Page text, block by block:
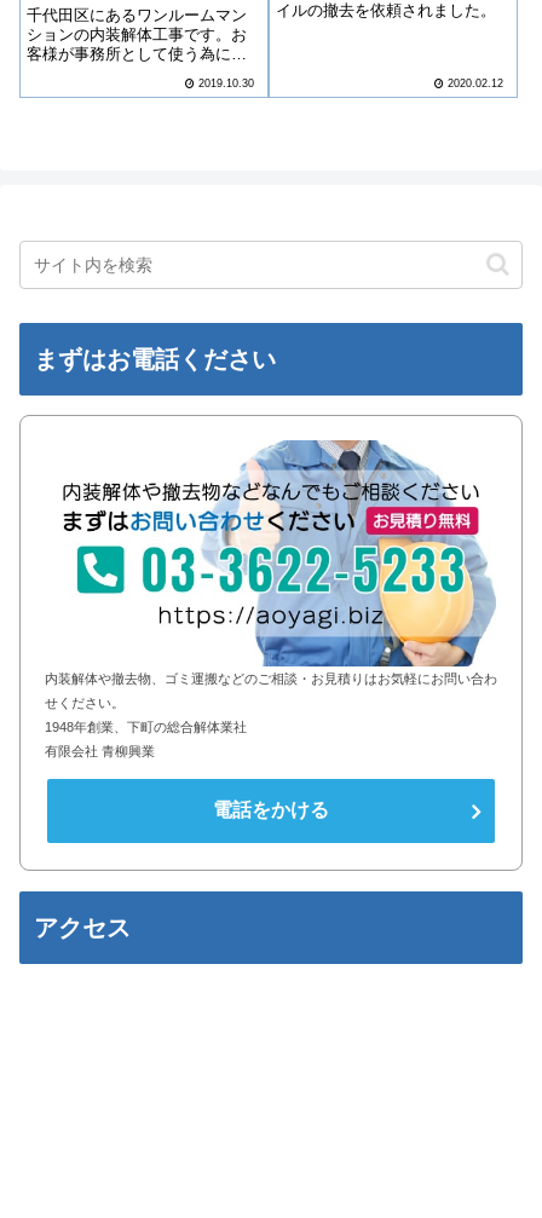
千代田区にあるワンルームマン
ションの内装解体工事です。お
客様が事務所として使う為にリ
2019.10.30
イルの撤去を依頼されました。
2020.02.12
まずはお電話ください
内装解体や撤去物、ゴミ運搬などのご相談・お見積りはお気軽にお問い合わ
せください。
1948年創業、下町の総合解体業社
有限会社 青柳興業
電話をかける
アクセス